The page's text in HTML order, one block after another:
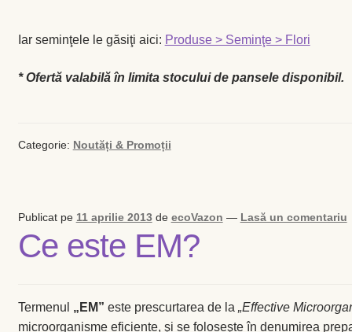
Iar seminţele le găsiţi aici: Produse > Seminţe > Flori
* Ofertă valabilă în limita stocului de pansele disponibil.
Categorie: Noutăți & Promoții
Publicat pe 11 aprilie 2013 de ecoVazon — Lasă un comentariu
Ce este EM?
Termenul „EM” este prescurtarea de la „Effective
microorganisme eficiente, şi se foloseşte în denumirea